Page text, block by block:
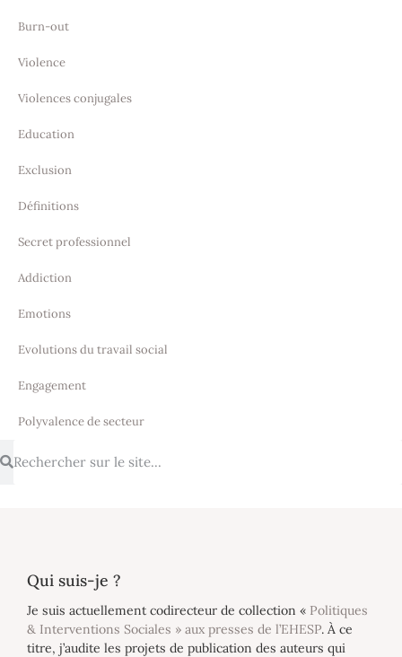
Burn-out
Violence
Violences conjugales
Education
Exclusion
Définitions
Secret professionnel
Addiction
Emotions
Evolutions du travail social
Engagement
Polyvalence de secteur
Qui suis-je ?
Je suis actuellement codirecteur de collection « Politiques
& Interventions Sociales » aux presses de l’EHESP. À ce
titre, j’audite les projets de publication des auteurs qui